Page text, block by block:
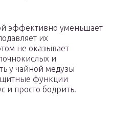
эффективно уменьшает
их
не оказывает
и
у чайной медузы
функции
и просто бодрить.